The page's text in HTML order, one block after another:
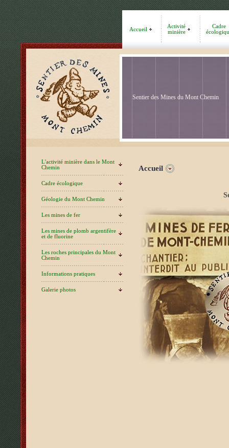
Accueil
Activité
minière
Cadre
Sentier des Mines du Mont Chemin
L'activité minière dans le Mont
Chemin
Cadre écologique
Géologie du Mont Chemin
Les mines de fer
Les mines de plomb argentifère
et de fluorine
Les roches principales du Mont
Chemin
Informations pratiques
Galerie photos
Accueil